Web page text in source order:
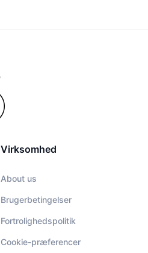
Virksomhed
About us
Brugerbetingelser
Fortrolighedspolitik
Cookie-præferencer